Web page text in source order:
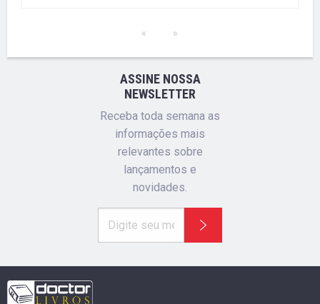
ASSINE NOSSA
NEWSLETTER
Receba toda semana as
informações mais
relevantes sobre
lançamentos e
novidades.